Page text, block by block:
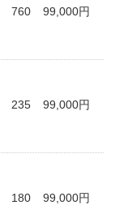
760 99,000円
235 99,000円
180 99,000円